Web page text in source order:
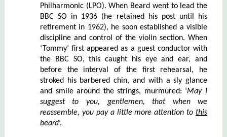
Philharmonic (LPO). When Beard went to lead the
BBC SO in 1936 (he retained his post until his
retirement in 1962), he soon established a visible
discipline and control of the violin section. When
‘Tommy’ first appeared as a guest conductor with
the BBC SO, this caught his eye and ear, and
before the interval of the first rehearsal, he
stroked his barbered chin, and with a sly glance
and smile around the strings, murmured: ‘May I
suggest to you, gentlemen, that when we
reassemble, you pay a litle more attention tothis
beard’.